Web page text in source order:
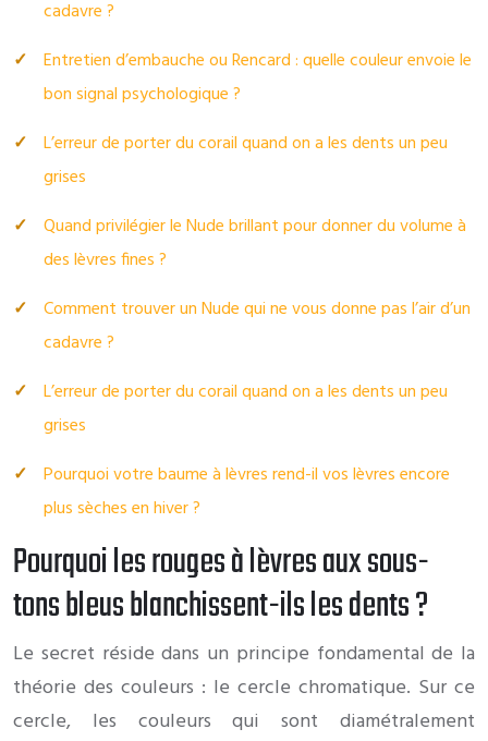
cadavre ?
Entretien d’embauche ou Rencard : quelle couleur envoie le
bon signal psychologique ?
L’erreur de porter du corail quand on a les dents un peu
grises
Quand privilégier le Nude brillant pour donner du volume à
des lèvres fines ?
Comment trouver un Nude qui ne vous donne pas l’air d’un
cadavre ?
L’erreur de porter du corail quand on a les dents un peu
grises
Pourquoi votre baume à lèvres rend-il vos lèvres encore
plus sèches en hiver ?
Pourquoi les rouges à lèvres aux sous-
tons bleus blanchissent-ils les dents ?
Le secret réside dans un principe fondamental de la
théorie des couleurs : le cercle chromatique. Sur ce
cercle, les couleurs qui sont diamétralement